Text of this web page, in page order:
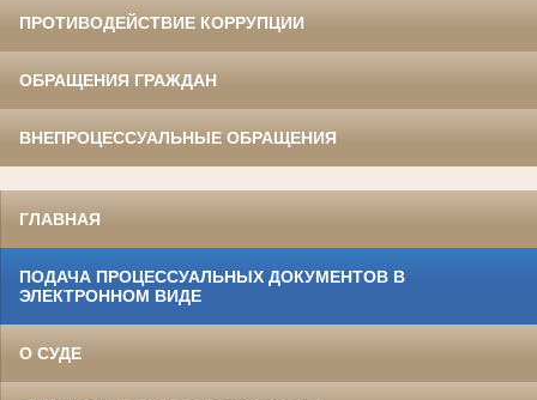
ПРОТИВОДЕЙСТВИЕ КОРРУПЦИИ
ОБРАЩЕНИЯ ГРАЖДАН
ВНЕПРОЦЕССУАЛЬНЫЕ ОБРАЩЕНИЯ
ГЛАВНАЯ
ПОДАЧА ПРОЦЕССУАЛЬНЫХ ДОКУМЕНТОВ В
ЭЛЕКТРОННОМ ВИДЕ
О СУДЕ